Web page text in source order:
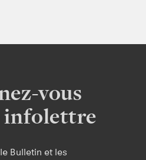
vous
infolettre
Bulletin et les